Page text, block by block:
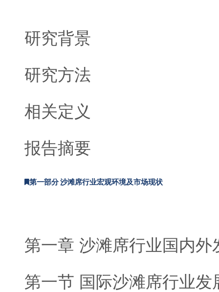
研究背景
研究方法
相关定义
报告摘要
第一部分 沙滩席行业宏观环境及市场现状
第一章 沙滩席行业国内外
第一节 国际沙滩席行业发